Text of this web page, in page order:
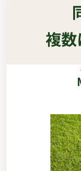
複数